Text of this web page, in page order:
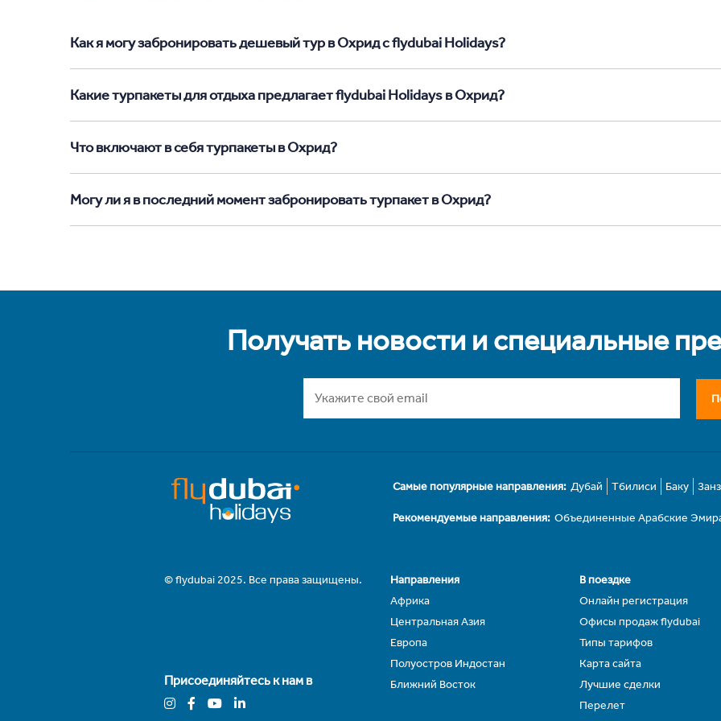
Как я могу забронировать дешевый тур в Охрид с flydubai Holidays?
Какие турпакеты для отдыха предлагает flydubai Holidays в Охрид?
Что включают в себя турпакеты в Охрид?
Могу ли я в последний момент забронировать турпакет в Охрид?
Получать новости и специальные
Самые популярные направления: Дубай Тбилиси Баку
Рекомендуемые направления: Объединенные Арабские
© flydubai 2025. Все права защищены.
Присоединяйтесь к нам в
Направления
Африка
Центральная Азия
Европа
Полуостров Индостан
Ближний Восток
В поездке
Онлайн регистрация
Офисы продаж flydubai
Типы тарифов
Карта сайта
Лучшие сделки
Перелет